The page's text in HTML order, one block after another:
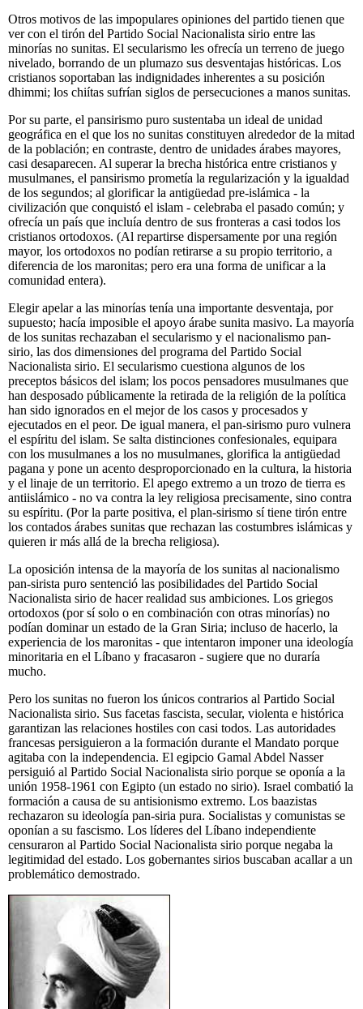
Otros motivos de las impopulares opiniones del partido tienen que
ver con el tirón del Partido Social Nacionalista sirio entre las
minorías no sunitas. El secularismo les ofrecía un terreno de juego
nivelado, borrando de un plumazo sus desventajas históricas. Los
cristianos soportaban las indignidades inherentes a su posición
dhimmi; los chiítas sufrían siglos de persecuciones a manos sunitas.
Por su parte, el pansirismo puro sustentaba un ideal de unidad
geográfica en el que los no sunitas constituyen alrededor de la mitad
de la población; en contraste, dentro de unidades árabes mayores,
casi desaparecen. Al superar la brecha histórica entre cristianos y
musulmanes, el pansirismo prometía la regularización y la igualdad
de los segundos; al glorificar la antigüedad pre-islámica - la
civilización que conquistó el islam - celebraba el pasado común; y
ofrecía un país que incluía dentro de sus fronteras a casi todos los
cristianos ortodoxos. (Al repartirse dispersamente por una región
mayor, los ortodoxos no podían retirarse a su propio territorio, a
diferencia de los maronitas; pero era una forma de unificar a la
comunidad entera).
Elegir apelar a las minorías tenía una importante desventaja, por
supuesto; hacía imposible el apoyo árabe sunita masivo. La mayoría
de los sunitas rechazaban el secularismo y el nacionalismo pan-
sirio, las dos dimensiones del programa del Partido Social
Nacionalista sirio. El secularismo cuestiona algunos de los
preceptos básicos del islam; los pocos pensadores musulmanes que
han desposado públicamente la retirada de la religión de la política
han sido ignorados en el mejor de los casos y procesados y
ejecutados en el peor. De igual manera, el pan-sirismo puro vulnera
el espíritu del islam. Se salta distinciones confesionales, equipara
con los musulmanes a los no musulmanes, glorifica la antigüedad
pagana y pone un acento desproporcionado en la cultura, la historia
y el linaje de un territorio. El apego extremo a un trozo de tierra es
antiislámico - no va contra la ley religiosa precisamente, sino contra
su espíritu. (Por la parte positiva, el plan-sirismo sí tiene tirón entre
los contados árabes sunitas que rechazan las costumbres islámicas y
quieren ir más allá de la brecha religiosa).
La oposición intensa de la mayoría de los sunitas al nacionalismo
pan-sirista puro sentenció las posibilidades del Partido Social
Nacionalista sirio de hacer realidad sus ambiciones. Los griegos
ortodoxos (por sí solo o en combinación con otras minorías) no
podían dominar un estado de la Gran Siria; incluso de hacerlo, la
experiencia de los maronitas - que intentaron imponer una ideología
minoritaria en el Líbano y fracasaron - sugiere que no duraría
mucho.
Pero los sunitas no fueron los únicos contrarios al Partido Social
Nacionalista sirio. Sus facetas fascista, secular, violenta e histórica
garantizan las relaciones hostiles con casi todos. Las autoridades
francesas persiguieron a la formación durante el Mandato porque
agitaba con la independencia. El egipcio Gamal Abdel Nasser
persiguió al Partido Social Nacionalista sirio porque se oponía a la
unión 1958-1961 con Egipto (un estado no sirio). Israel combatió la
formación a causa de su antisionismo extremo. Los baazistas
rechazaron su ideología pan-siria pura. Socialistas y comunistas se
oponían a su fascismo. Los líderes del Líbano independiente
censuraron al Partido Social Nacionalista sirio porque negaba la
legitimidad del estado. Los gobernantes sirios buscaban acallar a un
problemático demostrado.